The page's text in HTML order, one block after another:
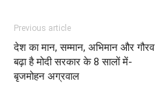
Previous article
देश का मान, सम्मान, अभिमान और गौरव
बढ़ा है मोदी सरकार के 8 सालों में-
बृजमोहन अग्रवाल